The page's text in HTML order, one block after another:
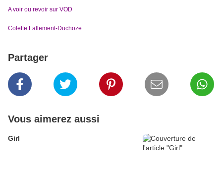
A voir ou revoir sur VOD
Colette Lallement-Duchoze
Partager
Vous aimerez aussi
Girl